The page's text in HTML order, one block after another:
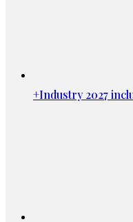
+Industry 2027